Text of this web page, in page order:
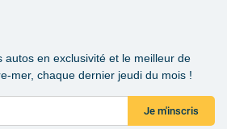
autos en exclusivité et le meilleur de
mer, chaque dernier jeudi du mois !
Je m'inscris